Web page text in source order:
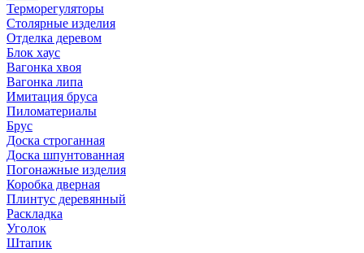
Терморегуляторы
Столярные изделия
Отделка деревом
Блок хаус
Вагонка хвоя
Вагонка липа
Имитация бруса
Пиломатериалы
Брус
Доска строганная
Доска шпунтованная
Погонажные изделия
Коробка дверная
Плинтус деревянный
Раскладка
Уголок
Штапик